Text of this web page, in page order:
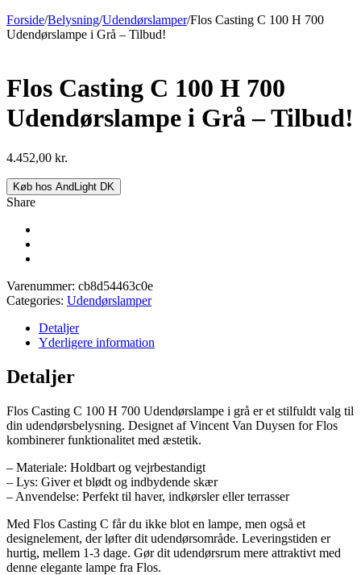
Forside/Belysning/Udendørslamper/Flos Casting C 100 H 700
Udendørslampe i Grå – Tilbud!
Flos Casting C 100 H 700
Udendørslampe i Grå – Tilbud!
4.452,00 kr.
Køb hos AndLight DK
Share
Varenummer: cb8d54463c0e
Categories: Udendørslamper
Detaljer
Yderligere information
Detaljer
Flos Casting C 100 H 700 Udendørslampe i grå er et stilfuldt valg til
din udendørsbelysning. Designet af Vincent Van Duysen for Flos
kombinerer funktionalitet med æstetik.
– Materiale: Holdbart og vejrbestandigt
– Lys: Giver et blødt og indbydende skær
– Anvendelse: Perfekt til haver, indkørsler eller terrasser
Med Flos Casting C får du ikke blot en lampe, men også et
designelement, der løfter dit udendørsområde. Leveringstiden er
hurtig, mellem 1-3 dage. Gør dit udendørsrum mere attraktivt med
denne elegante lampe fra Flos.